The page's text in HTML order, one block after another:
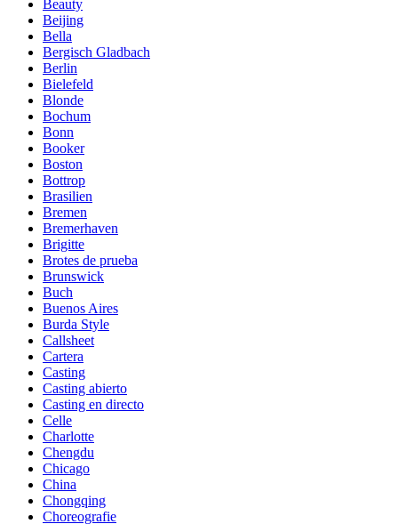
Beauty
Beijing
Bella
Bergisch Gladbach
Berlin
Bielefeld
Blonde
Bochum
Bonn
Booker
Boston
Bottrop
Brasilien
Bremen
Bremerhaven
Brigitte
Brotes de prueba
Brunswick
Buch
Buenos Aires
Burda Style
Callsheet
Cartera
Casting
Casting abierto
Casting en directo
Celle
Charlotte
Chengdu
Chicago
China
Chongqing
Choreografie